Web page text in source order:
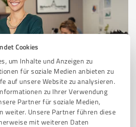
Cookies
um Inhalte und Anzeigen zu
für soziale Medien anbieten zu
auf unsere Website zu analysieren.
zu Ihrer Verwendung
Partner für soziale Medien,
weiter. Unsere Partner führen diese
mit weiteren Daten
hier gelistet werden?
jetzt und werden Sie ein von
ProvenExpert!